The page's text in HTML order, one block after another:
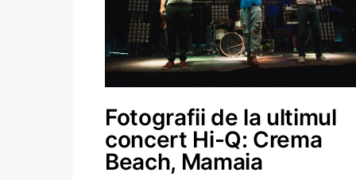
Fotografii de la ultimul
concert Hi-Q: Crema
Beach, Mamaia